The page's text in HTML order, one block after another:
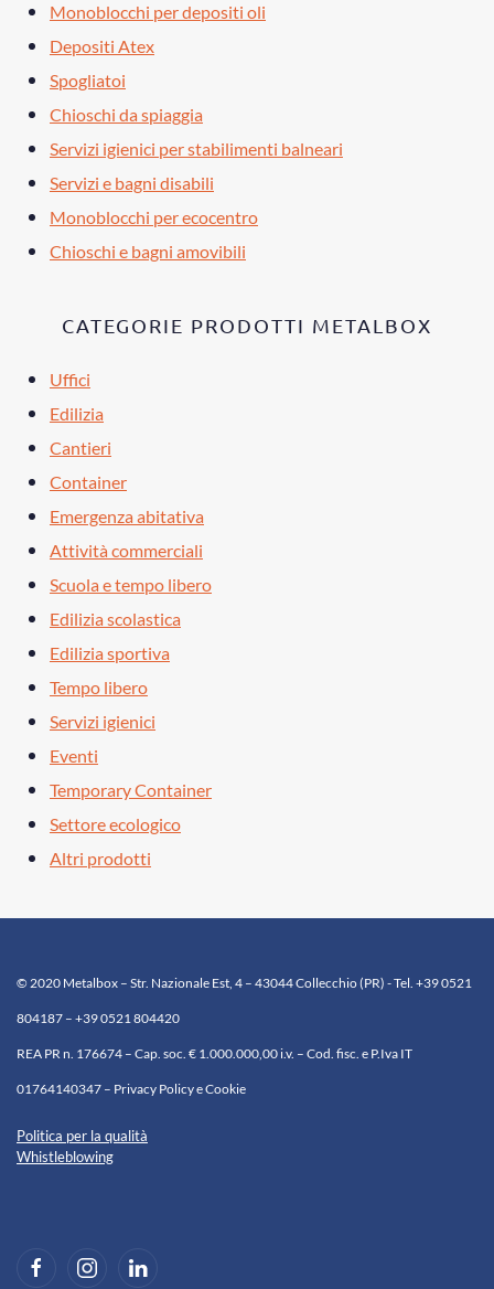
Monoblocchi per depositi oli
Depositi Atex
Spogliatoi
Chioschi da spiaggia
Servizi igienici per stabilimenti balneari
Servizi e bagni disabili
Monoblocchi per ecocentro
Chioschi e bagni amovibili
CATEGORIE PRODOTTI METALBOX
Uffici
Edilizia
Cantieri
Container
Emergenza abitativa
Attività commerciali
Scuola e tempo libero
Edilizia scolastica
Edilizia sportiva
Tempo libero
Servizi igienici
Eventi
Temporary Container
Settore ecologico
Altri prodotti
© 2020 Metalbox – Str. Nazionale Est, 4 – 43044 Collecchio (PR) - Tel. +39 0521
804187 – +39 0521 804420
REA PR n. 176674 – Cap. soc. € 1.000.000,00 i.v. – Cod. fisc. e P.Iva IT
01764140347 – Privacy Policy e Cookie
Politica per la qualità
Whistleblowing